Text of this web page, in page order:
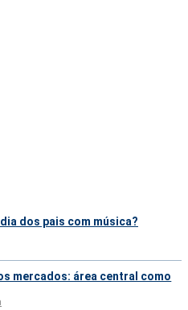
dos pais com música?
mercados: área central como